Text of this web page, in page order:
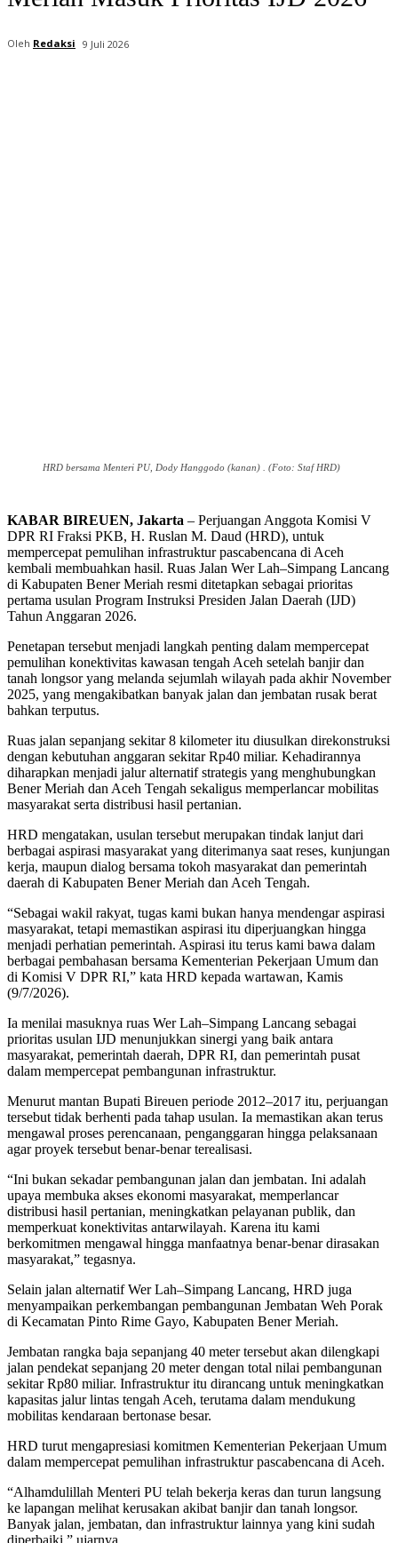
Oleh Redaksi 9 Juli 2026
HRD bersama Menteri PU, Dody Hanggodo (kanan) . (Foto: Staf HRD)
KABAR BIREUEN, Jakarta – Perjuangan Anggota Komisi V
DPR RI Fraksi PKB, H. Ruslan M. Daud (HRD), untuk
mempercepat pemulihan infrastruktur pascabencana di Aceh
kembali membuahkan hasil. Ruas Jalan Wer Lah–Simpang Lancang
di Kabupaten Bener Meriah resmi ditetapkan sebagai prioritas
pertama usulan Program Instruksi Presiden Jalan Daerah (IJD)
Tahun Anggaran 2026.
Penetapan tersebut menjadi langkah penting dalam mempercepat
pemulihan konektivitas kawasan tengah Aceh setelah banjir dan
tanah longsor yang melanda sejumlah wilayah pada akhir November
2025, yang mengakibatkan banyak jalan dan jembatan rusak berat
bahkan terputus.
Ruas jalan sepanjang sekitar 8 kilometer itu diusulkan direkonstruksi
dengan kebutuhan anggaran sekitar Rp40 miliar. Kehadirannya
diharapkan menjadi jalur alternatif strategis yang menghubungkan
Bener Meriah dan Aceh Tengah sekaligus memperlancar mobilitas
masyarakat serta distribusi hasil pertanian.
HRD mengatakan, usulan tersebut merupakan tindak lanjut dari
berbagai aspirasi masyarakat yang diterimanya saat reses, kunjungan
kerja, maupun dialog bersama tokoh masyarakat dan pemerintah
daerah di Kabupaten Bener Meriah dan Aceh Tengah.
“Sebagai wakil rakyat, tugas kami bukan hanya mendengar aspirasi
masyarakat, tetapi memastikan aspirasi itu diperjuangkan hingga
menjadi perhatian pemerintah. Aspirasi itu terus kami bawa dalam
berbagai pembahasan bersama Kementerian Pekerjaan Umum dan
di Komisi V DPR RI,” kata HRD kepada wartawan, Kamis
(9/7/2026).
Ia menilai masuknya ruas Wer Lah–Simpang Lancang sebagai
prioritas usulan IJD menunjukkan sinergi yang baik antara
masyarakat, pemerintah daerah, DPR RI, dan pemerintah pusat
dalam mempercepat pembangunan infrastruktur.
Menurut mantan Bupati Bireuen periode 2012–2017 itu, perjuangan
tersebut tidak berhenti pada tahap usulan. Ia memastikan akan terus
mengawal proses perencanaan, penganggaran hingga pelaksanaan
agar proyek tersebut benar-benar terealisasi.
“Ini bukan sekadar pembangunan jalan dan jembatan. Ini adalah
upaya membuka akses ekonomi masyarakat, memperlancar
distribusi hasil pertanian, meningkatkan pelayanan publik, dan
memperkuat konektivitas antarwilayah. Karena itu kami
berkomitmen mengawal hingga manfaatnya benar-benar dirasakan
masyarakat,” tegasnya.
Selain jalan alternatif Wer Lah–Simpang Lancang, HRD juga
menyampaikan perkembangan pembangunan Jembatan Weh Porak
di Kecamatan Pinto Rime Gayo, Kabupaten Bener Meriah.
Jembatan rangka baja sepanjang 40 meter tersebut akan dilengkapi
jalan pendekat sepanjang 20 meter dengan total nilai pembangunan
sekitar Rp80 miliar. Infrastruktur itu dirancang untuk meningkatkan
kapasitas jalur lintas tengah Aceh, terutama dalam mendukung
mobilitas kendaraan bertonase besar.
HRD turut mengapresiasi komitmen Kementerian Pekerjaan Umum
dalam mempercepat pemulihan infrastruktur pascabencana di Aceh.
“Alhamdulillah Menteri PU telah bekerja keras dan turun langsung
ke lapangan melihat kerusakan akibat banjir dan tanah longsor.
Banyak jalan, jembatan, dan infrastruktur lainnya yang kini sudah
diperbaiki,” ujarnya.